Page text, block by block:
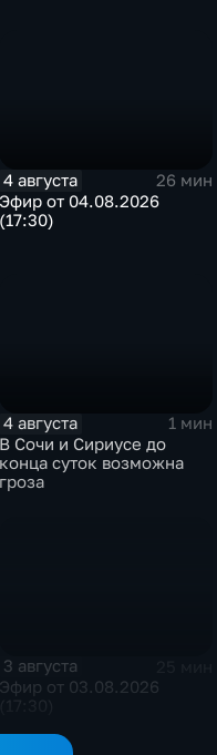
4 августа
26 мин
Эфир от 04.08.2026
(17:30)
4 августа
1 мин
В Сочи и Сириусе до
конца суток возможна
гроза
3 августа
Эфир от 03.08.2026